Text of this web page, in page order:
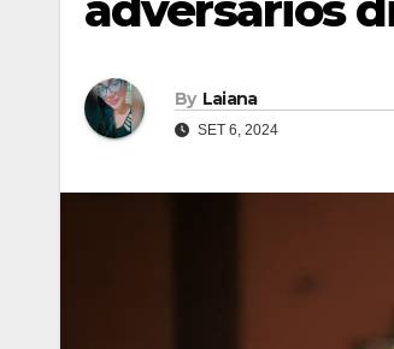
By Laiana
SET 6, 2024